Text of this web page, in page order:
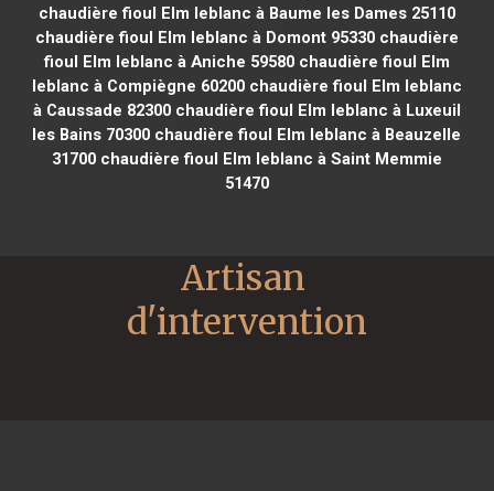
chaudière fioul Elm leblanc à Baume les Dames 25110
chaudière fioul Elm leblanc à Domont 95330chaudière
fioul Elm leblanc à Aniche 59580chaudière fioul Elm
leblanc à Compiègne 60200chaudière fioul Elm leblanc
à Caussade 82300chaudière fioul Elm leblanc à Luxeuil
les Bains 70300 chaudière fioul Elm leblanc à Beauzelle
31700chaudière fioul Elm leblanc à Saint Memmie
51470
Artisan
d'intervention